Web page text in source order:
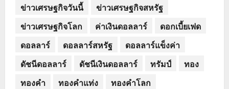
ข่าวเศรษฐกิจวันนี้
ข่าวเศรษฐกิจสหรัฐ
ข่าวเศรษฐกิจโลก
ค่าเงินดอลลาร์
ดอกเบี้ยเฟด
ดอลลาร์
ดอลลาร์สหรัฐ
ดอลลาร์แข็งค่า
ดัชนีดอลลาร์
ดัชนีเงินดอลลาร์ ทรัมป์
ทอง
ทองคำ
ทองคำแท่ง
ทองคำโลก